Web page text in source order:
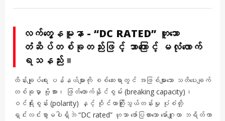
လက်တွေ့နမူနာ - “DC RATED” ဟူသော
တံဆိပ်တစ်ခုတည်းဖြင့် ဘာကြောင့် မလုံလောက်
ရသနည်း။
ထိန်းချုပ်ရေး ပန်နယ်များကို စစ်ဆေးရာတွင် အဖြစ်များသော သတိပေးချက်
တစ်ခုမှာ ဗို့အား၊ ဖြတ်တောက်နိုင်စွမ်း (breaking capacity)၊
ဝင်ရိုးစွန်း (polarity) နှင့် ဝိုင်ယာကြိုးသွယ်တန်းမှု ပုံစံတို့
ရှင်းလင်းစွာမပါရှိဘဲ “DC rated” ဟုသာ ဖော်ပြထားသော မော်ဂျူလာ ဘရိတ်ကာ